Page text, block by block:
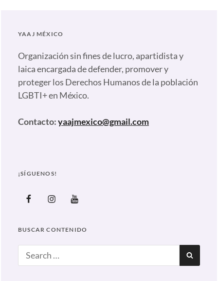
YAAJ MÉXICO
Organización sin fines de lucro, apartidista y
laica encargada de defender, promover y
proteger los Derechos Humanos de la población
LGBTI+ en México.
Contacto:yaajmexico@gmail.com
¡SÍGUENOS!
FacebookInstagramYoutube
BUSCAR CONTENIDO
Search
for: